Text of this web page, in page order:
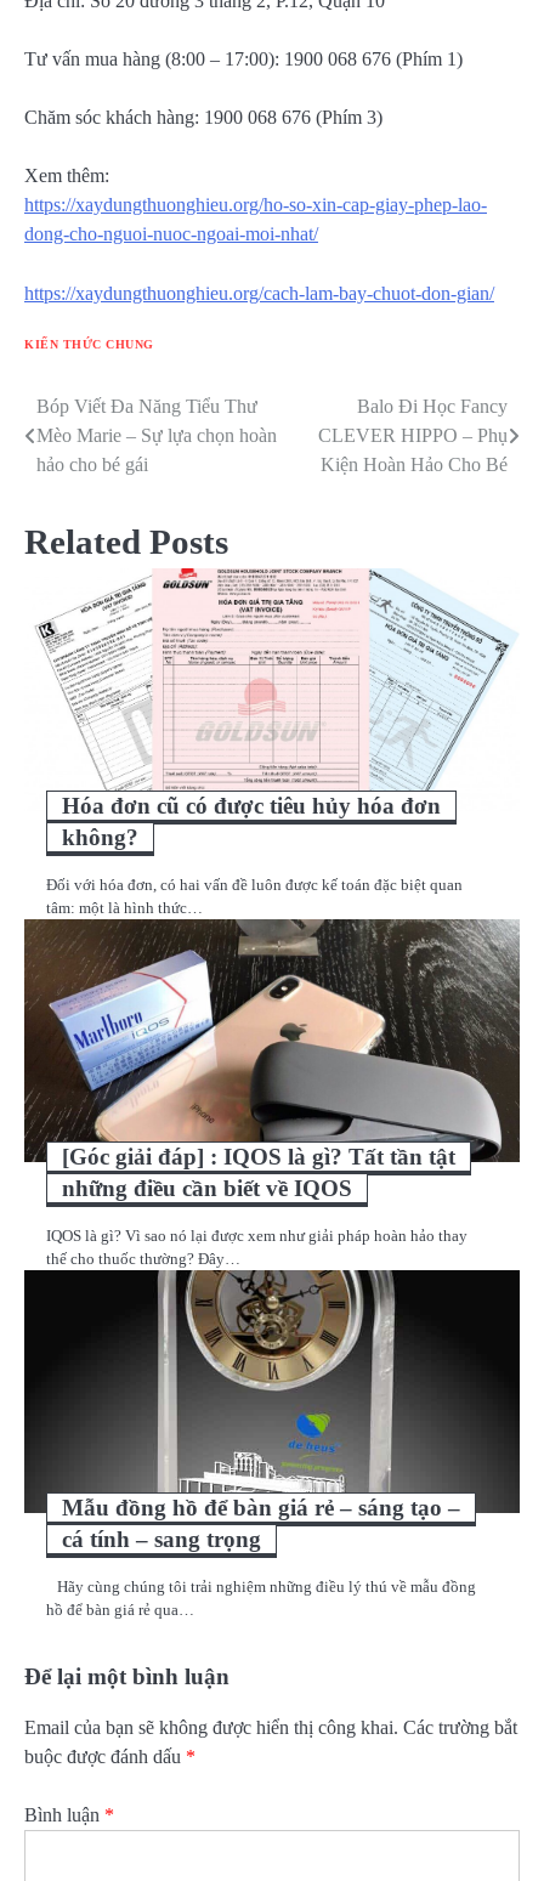
Tư vấn mua hàng (8:00 – 17:00): 1900 068 676 (Phím 1)
Chăm sóc khách hàng: 1900 068 676 (Phím 3)
Xem thêm:
https://xaydungthuonghieu.org/ho-so-xin-cap-giay-phep-lao-
dong-cho-nguoi-nuoc-ngoai-moi-nhat/
https://xaydungthuonghieu.org/cach-lam-bay-chuot-don-gian/
KIẾN THỨC CHUNG
Điều
hướng
viết
Bóp Viết Đa Năng Tiểu Thư
Mèo Marie – Sự lựa chọn hoàn
hảo cho bé gái
Balo Đi Học Fancy
CLEVER HIPPO – Phụ
Kiện Hoàn Hảo Cho Bé
Related Posts
Hóa đơn cũ có được tiêu hủy hóa đơn
không?
Đối với hóa đơn, có hai vấn đề luôn được kế toán đặc biệt quan
tâm: một là hình thức…
[Góc giải đáp] : IQOS là gì? Tất tần tật
những điều cần biết về IQOS
IQOS là gì? Vì sao nó lại được xem như giải pháp hoàn hảo thay
thế cho thuốc thường? Đây…
Mẫu đồng hồ để bàn giá rẻ – sáng tạo –
cá tính – sang trọng
Hãy cùng chúng tôi trải nghiệm những điều lý thú về mẫu đồng
hồ để bàn giá rẻ qua…
Để lại một bình luận
Email của bạn sẽ không được hiển thị công khai. Các trường bắt
buộc được đánh dấu *
Bình luận *